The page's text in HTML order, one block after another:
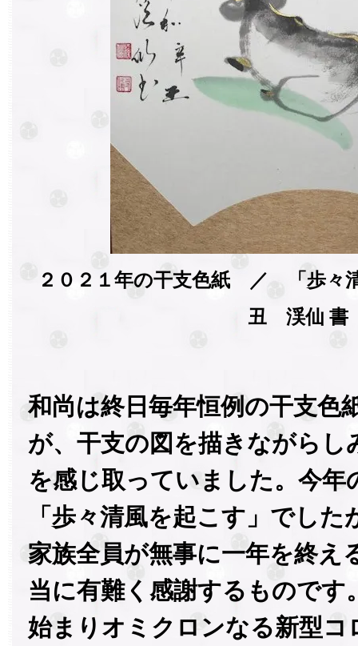
２０２１年の干支色紙 ／ 「歩々
丑 渓仙 書
和尚は終日毎年恒例の干支色
が、干支の図を描きながらし
を感じ取っていました。今年
「歩々清風を起こす」でし
家族全員が無事に一年を終え
当に有難く感謝するものです
始まりオミクロンなる新型コ